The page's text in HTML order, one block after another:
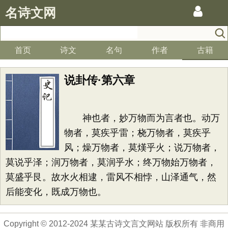
名诗文网
首页 诗文 名句 作者 古籍
说卦传·第六章
神也者，妙万物而为言者也。动万
物者，莫疾乎雷；桡万物者，莫疾乎
风；燥万物者，莫熯乎火；说万物者，
莫说乎泽；润万物者，莫润乎水；终万物始万物者，
莫盛乎艮。故水火相逮，雷风不相悖，山泽通气，然
后能变化，既成万物也。
Copyright © 2012-2024 某某古诗文言文网站 版权所有 非商用